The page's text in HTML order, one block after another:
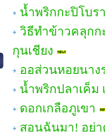
น้ำพริกกะปิโบร
วิธีทำข้าวคลุก
กุนเชียง
ออส่วนหอยนาง
น้ำพริกปลาเค็ม
ดอกเกลือภูเขา
สอนฉันมา! อย่า